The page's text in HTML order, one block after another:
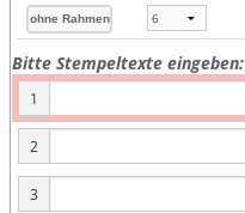
Bitte Stempeltexte eingeben:
1
2
3